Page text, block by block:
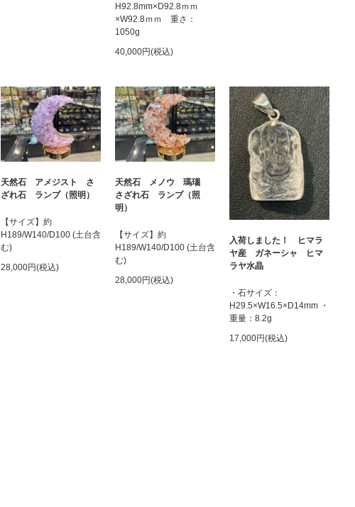
H92.8mm×D92.8ｍｍ
×W92.8ｍｍ 重さ：
1050g
40,000円(税込)
天然石 アメジスト さ
ざれ石 ランプ（照明）
【サイズ】約
H189/W140/D100 (土台含
む)
28,000円(税込)
天然石 メノウ 瑪瑙
さざれ石 ランプ（照
明）
【サイズ】約
H189/W140/D100 (土台含
む)
28,000円(税込)
入荷しました！ ヒマラ
ヤ産 ガネーシャ ヒマ
ラヤ水晶
・石サイズ：
H29.5×W16.5×D14mm ・
重量：8.2g
17,000円(税込)